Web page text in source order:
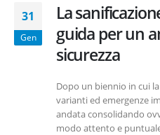
31
Gen
La
guida per un
sicurezza
Dopo un biennio in cui
varianti ed emergenze
andata consolidando
modo attento e